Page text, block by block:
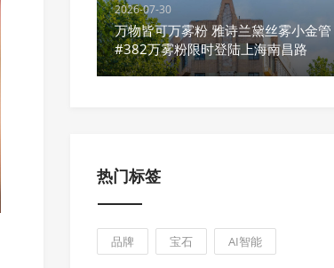
2026-07-30
万物皆可万雾粉 雅诗兰黛丝雾小金管
#382万雾粉限时登陆上海南昌路
热门标签
品牌 宝石 AI智能